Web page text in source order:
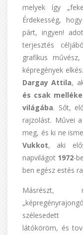
melyek így
Érdekesség,
párt, ingyen!
terjesztés
grafikus
képregények
Dargay Attila,
és csak
világába. Sőt,
rajzolást. Művei a
meg, és ki ne
Vukkot, aki
napvilágot 1972-
ben egész estés
Másrészt,
látóköröm, és